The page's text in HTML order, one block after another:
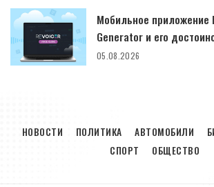
Мобильное приложение
Generator и его
05.08.2026
НОВОСТИ ПОЛИТИКА АВТОМОБИЛИ
СПОРТ
ОБЩЕСТВО